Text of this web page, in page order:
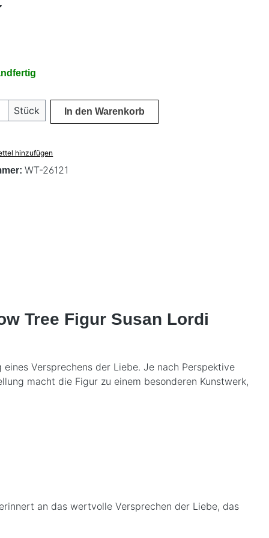
Anzahl: Gib den gewünschten Wert
Stück In den Warenkorb
hinzufügen
WT-26121
Tree Figur Susan Lordi
Versprechens der Liebe. Je nach Perspektive
macht die Figur zu einem besonderen Kunstwerk,
an das wertvolle Versprechen der Liebe, das